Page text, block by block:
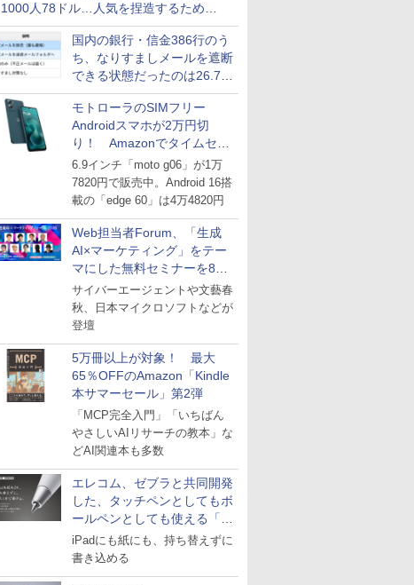
1000人78ドル…人気を捏造するための
価格リストが公開中
国内の銀行・信金386行のう
ち、なりすましメールを遮断
できる状態だったのは26.7％
にとどまる～GMOブランド
セキュリティ調査
モトローラのSIMフリー
Androidスマホが2万円切
り！ Amazonでタイムセー
ル
6.9インチ「moto g06」が1万
7820円で販売中。Android 16搭
載の「edge 60」は4万4820円
Web担当者Forum、「生成
AI×マーケティング」をテー
マにした無料セミナーを8月
27日にオンライン開催
サイバーエージェントや文藝春
秋、日本マイクロソフトなどが
登壇
5万冊以上が対象！ 最大
65％OFFのAmazon「Kindle
本サマーセール」第2弾
「MCP完全入門」「いちばん
やさしいAIリサーチの教本」な
どAI関連本も多数
エレコム、ゼブラと共同開発
した、タッチペンとしてもボ
ールペンとしても使える「ス
タイラスツーウェイ」発売
iPadにも紙にも、持ち替えずに
書き込める